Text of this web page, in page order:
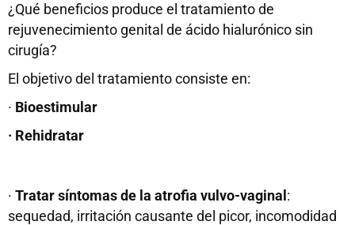
¿Qué beneficios produce el tratamiento de
rejuvenecimiento genital de ácido hialurónico sin
cirugía?
El objetivo del tratamiento consiste en:
· Bioestimular
· Rehidratar
· Tratar síntomas de la atrofia vulvo-vaginal :
sequedad, irritación causante del picor, incomodidad